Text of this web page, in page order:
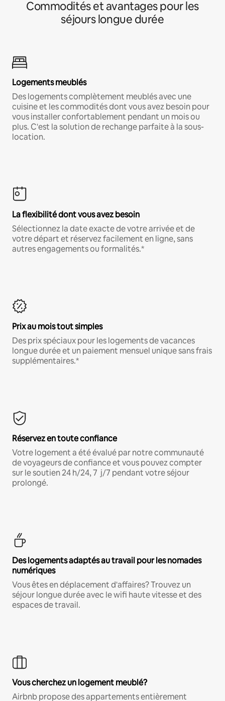
Commodités et avantages pour les
séjours longue durée
Logements meublés
Des logements complètement meublés avec une
cuisine et les commodités dont vous avez besoin pour
vous installer confortablement pendant un mois ou
plus. C'est la solution de rechange parfaite à la sous-
location.
La flexibilité dont vous avez besoin
Sélectionnez la date exacte de votre arrivée et de
votre départ et réservez facilement en ligne, sans
autres engagements ou formalités.*
Prix au mois tout simples
Des prix spéciaux pour les logements de vacances
longue durée et un paiement mensuel unique sans frais
supplémentaires.*
Réservez en toute confiance
Votre logement a été évalué par notre communauté
de voyageurs de confiance et vous pouvez compter
sur le soutien 24 h/24, 7 j/7 pendant votre séjour
prolongé.
Des logements adaptés au travail pour les nomades
numériques
Vous êtes en déplacement d'affaires? Trouvez un
séjour longue durée avec le wifi haute vitesse et des
espaces de travail.
Vous cherchez un logement meublé?
Airbnb propose des appartements entièrement